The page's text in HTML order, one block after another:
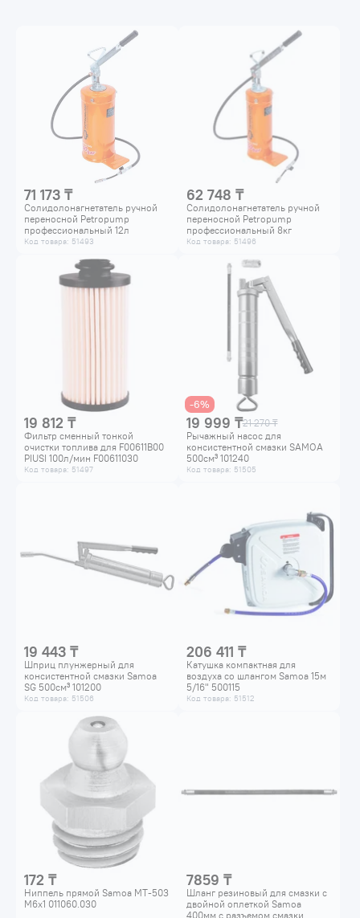
71 173 ₸
Солидолонагнетатель ручной
переносной Petropump
профессиональный 12л
PP210008
Код товара: 51493
62 748 ₸
Солидолонагнетатель ручной
переносной Petropump
профессиональный 8кг
PP210007
Код товара: 51496
19 812 ₸
Фильтр сменный тонкой
очистки топлива для F00611B00
PIUSI 100л/мин F00611030
Код товара: 51497
19 999 ₸21 270 ₸
-6%
Рычажный насос для
консистентной смазки SAMOA
500см³ 101240
Код товара: 51505
19 443 ₸
Шприц плунжерный для
консистентной смазки Samoa
SG 500см³ 101200
Код товара: 51506
206 411 ₸
Катушка компактная для
воздуха со шлангом Samoa 15м
5/16" 500115
Код товара: 51512
172 ₸
Ниппель прямой Samoa MT-503
M6x1 011060.030
7859 ₸
Шланг резиновый для смазки с
двойной оплеткой Samoa
400мм с разъемом смазки